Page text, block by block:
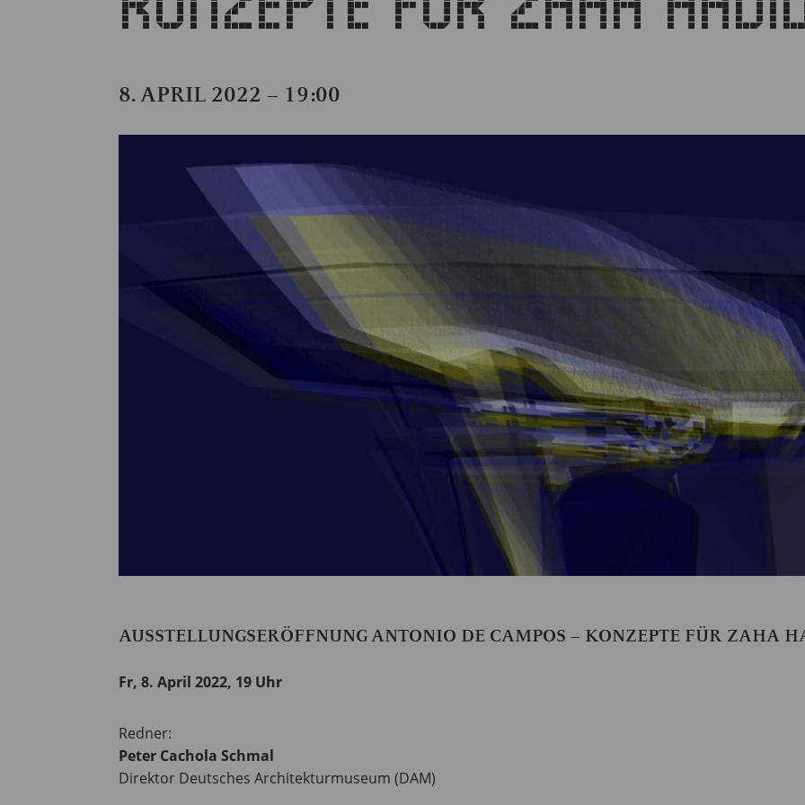
8. APRIL 2022 – 19:00
AUSSTELLUNGSERÖFFNUNG ANTONIO DE CAMPOS – KONZEPTE FÜR ZAHA
Fr, 8. April 2022, 19 Uhr
Redner:
Peter Cachola Schmal
Direktor Deutsches Architekturmuseum (DAM)